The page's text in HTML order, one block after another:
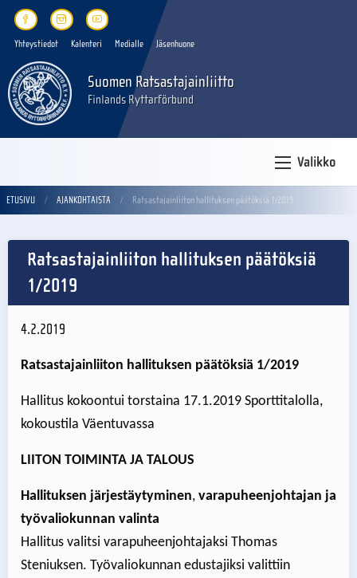
Yhteystiedot Kalenteri Medialle Jäsenhuone
Suomen Ratsastajainliitto
Finlands Ryttarförbund
Valikko
ETUSIVU AJANKOHTAISTA Ratsastajainliiton hallituksen päätöksiä 1/2019
Ratsastajainliiton hallituksen päätöksiä
1/2019
4.2.2019
Ratsastajainliiton hallituksen päätöksiä 1/2019
Hallitus kokoontui torstaina 17.1.2019 Sporttitalolla,
kokoustila Väentuvassa
LIITON TOIMINTA JA TALOUS
Hallituksen järjestäytyminen, varapuheenjohtajan ja
työvaliokunnan valinta
Hallitus valitsi varapuheenjohtajaksi Thomas
Steniuksen. Työvaliokunnan edustajiksi valittiin